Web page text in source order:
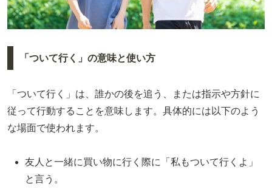
「ついて行く」の意味と使い方
「ついて行く」は、誰かの後を追う、または指示や方針に
従って行動することを意味します。具体的には以下のよう
な場面で使われます。
友人と一緒に買い物に行く際に「私もついて行くよ」
と言う。